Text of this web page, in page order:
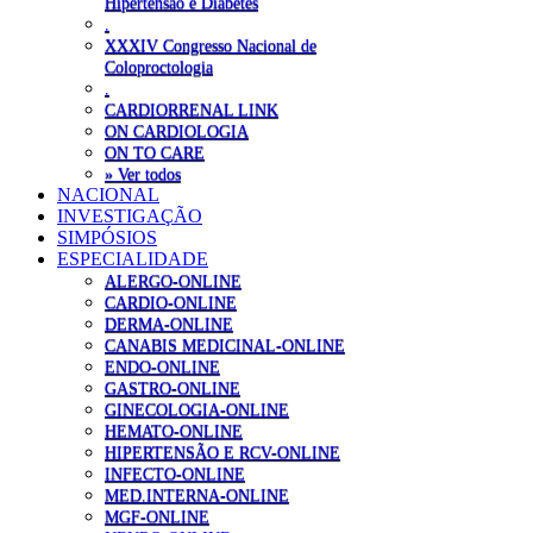
XXXIV Congresso Nacional de
Coloproctologia
CARDIORRENAL LINK
ON CARDIOLOGIA
ON TO CARE
» Ver todos
NACIONAL
INVESTIGAÇÃO
SIMPÓSIOS
ESPECIALIDADE
ALERGO-ONLINE
CARDIO-ONLINE
DERMA-ONLINE
CANABIS MEDICINAL-ONLINE
ENDO-ONLINE
GASTRO-ONLINE
GINECOLOGIA-ONLINE
HEMATO-ONLINE
HIPERTENSÃO E RCV-ONLINE
INFECTO-ONLINE
MED.INTERNA-ONLINE
MGF-ONLINE